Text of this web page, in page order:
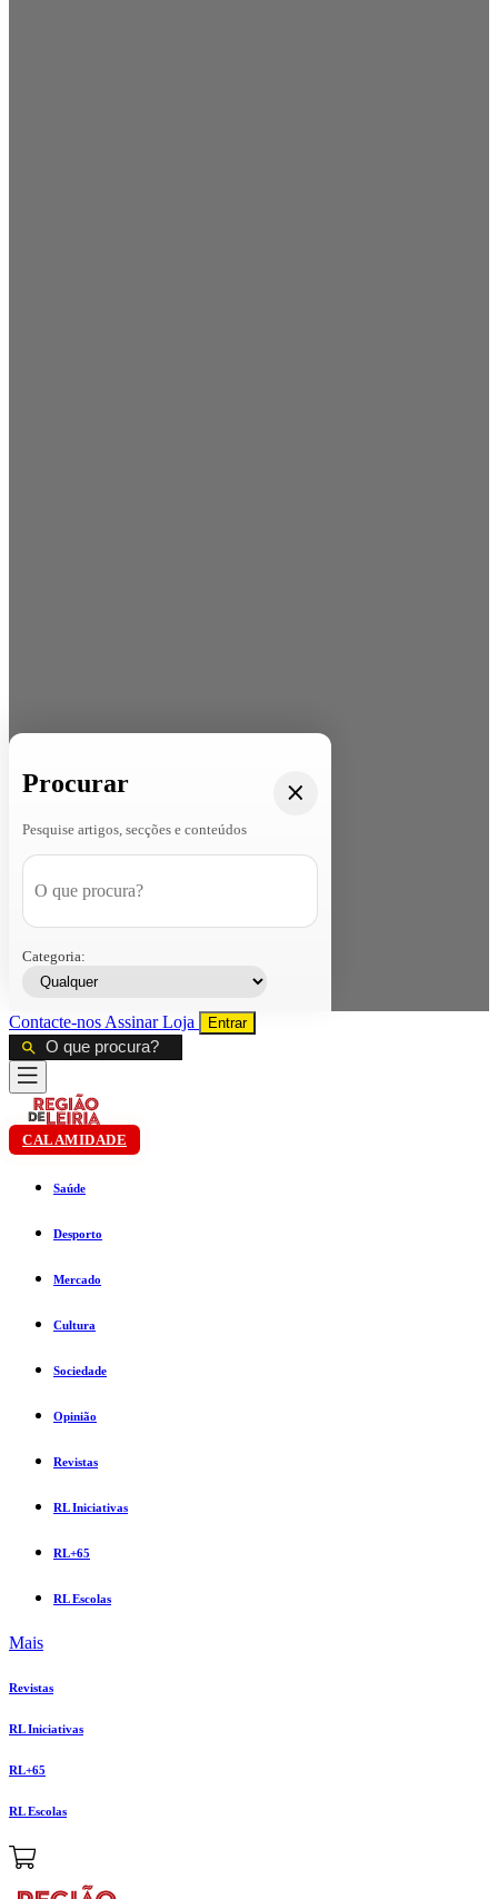
Procurar
Pesquise artigos, secções e conteúdos
Categoria:
Contacte-nos AssinarLoja Entrar
CALAMIDADE
Saúde
Desporto
Mercado
Cultura
Sociedade
Opinião
Revistas
RL Iniciativas
RL+65
RL Escolas
Mais
Revistas
RL Iniciativas
RL+65
RL Escolas